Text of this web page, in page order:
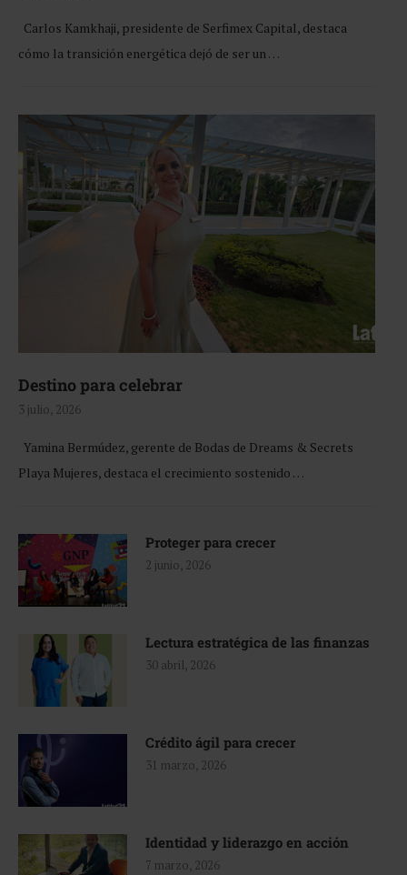
Carlos Kamkhaji, presidente de Serfimex Capital, destaca
cómo la transición energética dejó de ser un …
Destino para celebrar
3 julio, 2026
Yamina Bermúdez, gerente de Bodas de Dreams & Secrets
Playa Mujeres, destaca el crecimiento sostenido …
Proteger para crecer
2 junio, 2026
Lectura estratégica de las finanzas
30 abril, 2026
Crédito ágil para crecer
31 marzo, 2026
Identidad y liderazgo en acción
7 marzo, 2026